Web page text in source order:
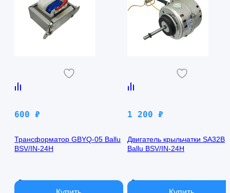
600 ₽
Трансформатор GBYQ-05 Ballu
BSV/IN-24H
В наличии
1 200 ₽
Двигатель крыльчатки SA32B
Ballu BSV/IN-24H
В наличии